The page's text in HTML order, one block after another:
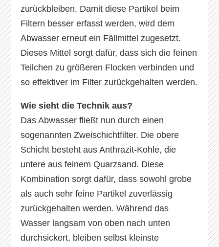
zurückbleiben. Damit diese Partikel beim
Filtern besser erfasst werden, wird dem
Abwasser erneut ein Fällmittel zugesetzt.
Dieses Mittel sorgt dafür, dass sich die feinen
Teilchen zu größeren Flocken verbinden und
so effektiver im Filter zurückgehalten werden.
Wie sieht die Technik aus?
Das Abwasser fließt nun durch einen
sogenannten Zweischichtfilter. Die obere
Schicht besteht aus Anthrazit-Kohle, die
untere aus feinem Quarzsand. Diese
Kombination sorgt dafür, dass sowohl grobe
als auch sehr feine Partikel zuverlässig
zurückgehalten werden. Während das
Wasser langsam von oben nach unten
durchsickert, bleiben selbst kleinste